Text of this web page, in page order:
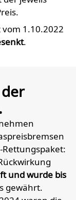
1.10.2022
.
Rettungspaket:
und wurde bis
gewährt.